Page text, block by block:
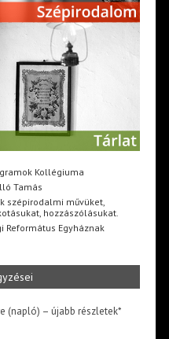
Kollégiuma
Tamás
szépirodalmi művüket,
hozzászólásukat.
Református Egyháznak
(napló) – újabb részletek*